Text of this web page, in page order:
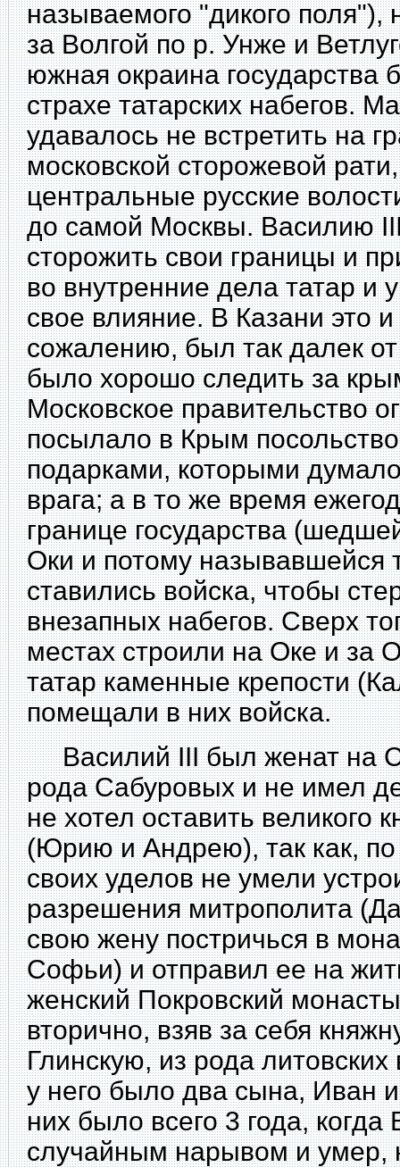
называемого "дикого поля"),
за Волгой по р. Унже и
южная окраина государства
страхе татарских набегов.
удавалось не встретить на
московской сторожевой
центральные русские
до самой Москвы. Василию
сторожить свои границы и
во внутренние дела татар и
свое влияние. В Казани это
сожалению, был так далек
было хорошо следить за
Московское правительство
посылало в Крым
подарками, которыми
врага; а в то же время
границе государства
Оки и потому называвшейся
ставились войска, чтобы
внезапных набегов. Сверх
местах строили на Оке и за
татар каменные крепости
помещали в них войска.
Василий III был женат на
рода Сабуровых и не имел
не хотел оставить великого
(Юрию и Андрею), так как,
своих уделов не умели
разрешения митрополита
свою жену постричься в
Софьи) и отправил ее на
женский Покровский
вторично, взяв за себя
Глинскую, из рода
у него было два сына, Иван
них было всего 3 года,
случайным нарывом и умер,